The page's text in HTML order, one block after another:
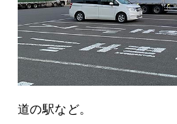
道の駅など。